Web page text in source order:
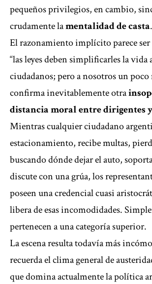
pequeños privilegios, en cambio,
crudamente lamentalidad de casta.
El razonamiento implícito parece
“las leyes deben simplificarles la vida
ciudadanos; pero a nosotros un poco
confirma inevitablemente otra
distancia moral entre dirigentes
Mientras cualquier ciudadano
estacionamiento, recibe multas,
buscando dónde dejar el auto,
discute con una grúa, los
poseen una credencial cuasi
libera de esas incomodidades.
pertenecen a una categoría superior.
La escena resulta todavía más
recuerda el clima general de
que domina actualmente la política